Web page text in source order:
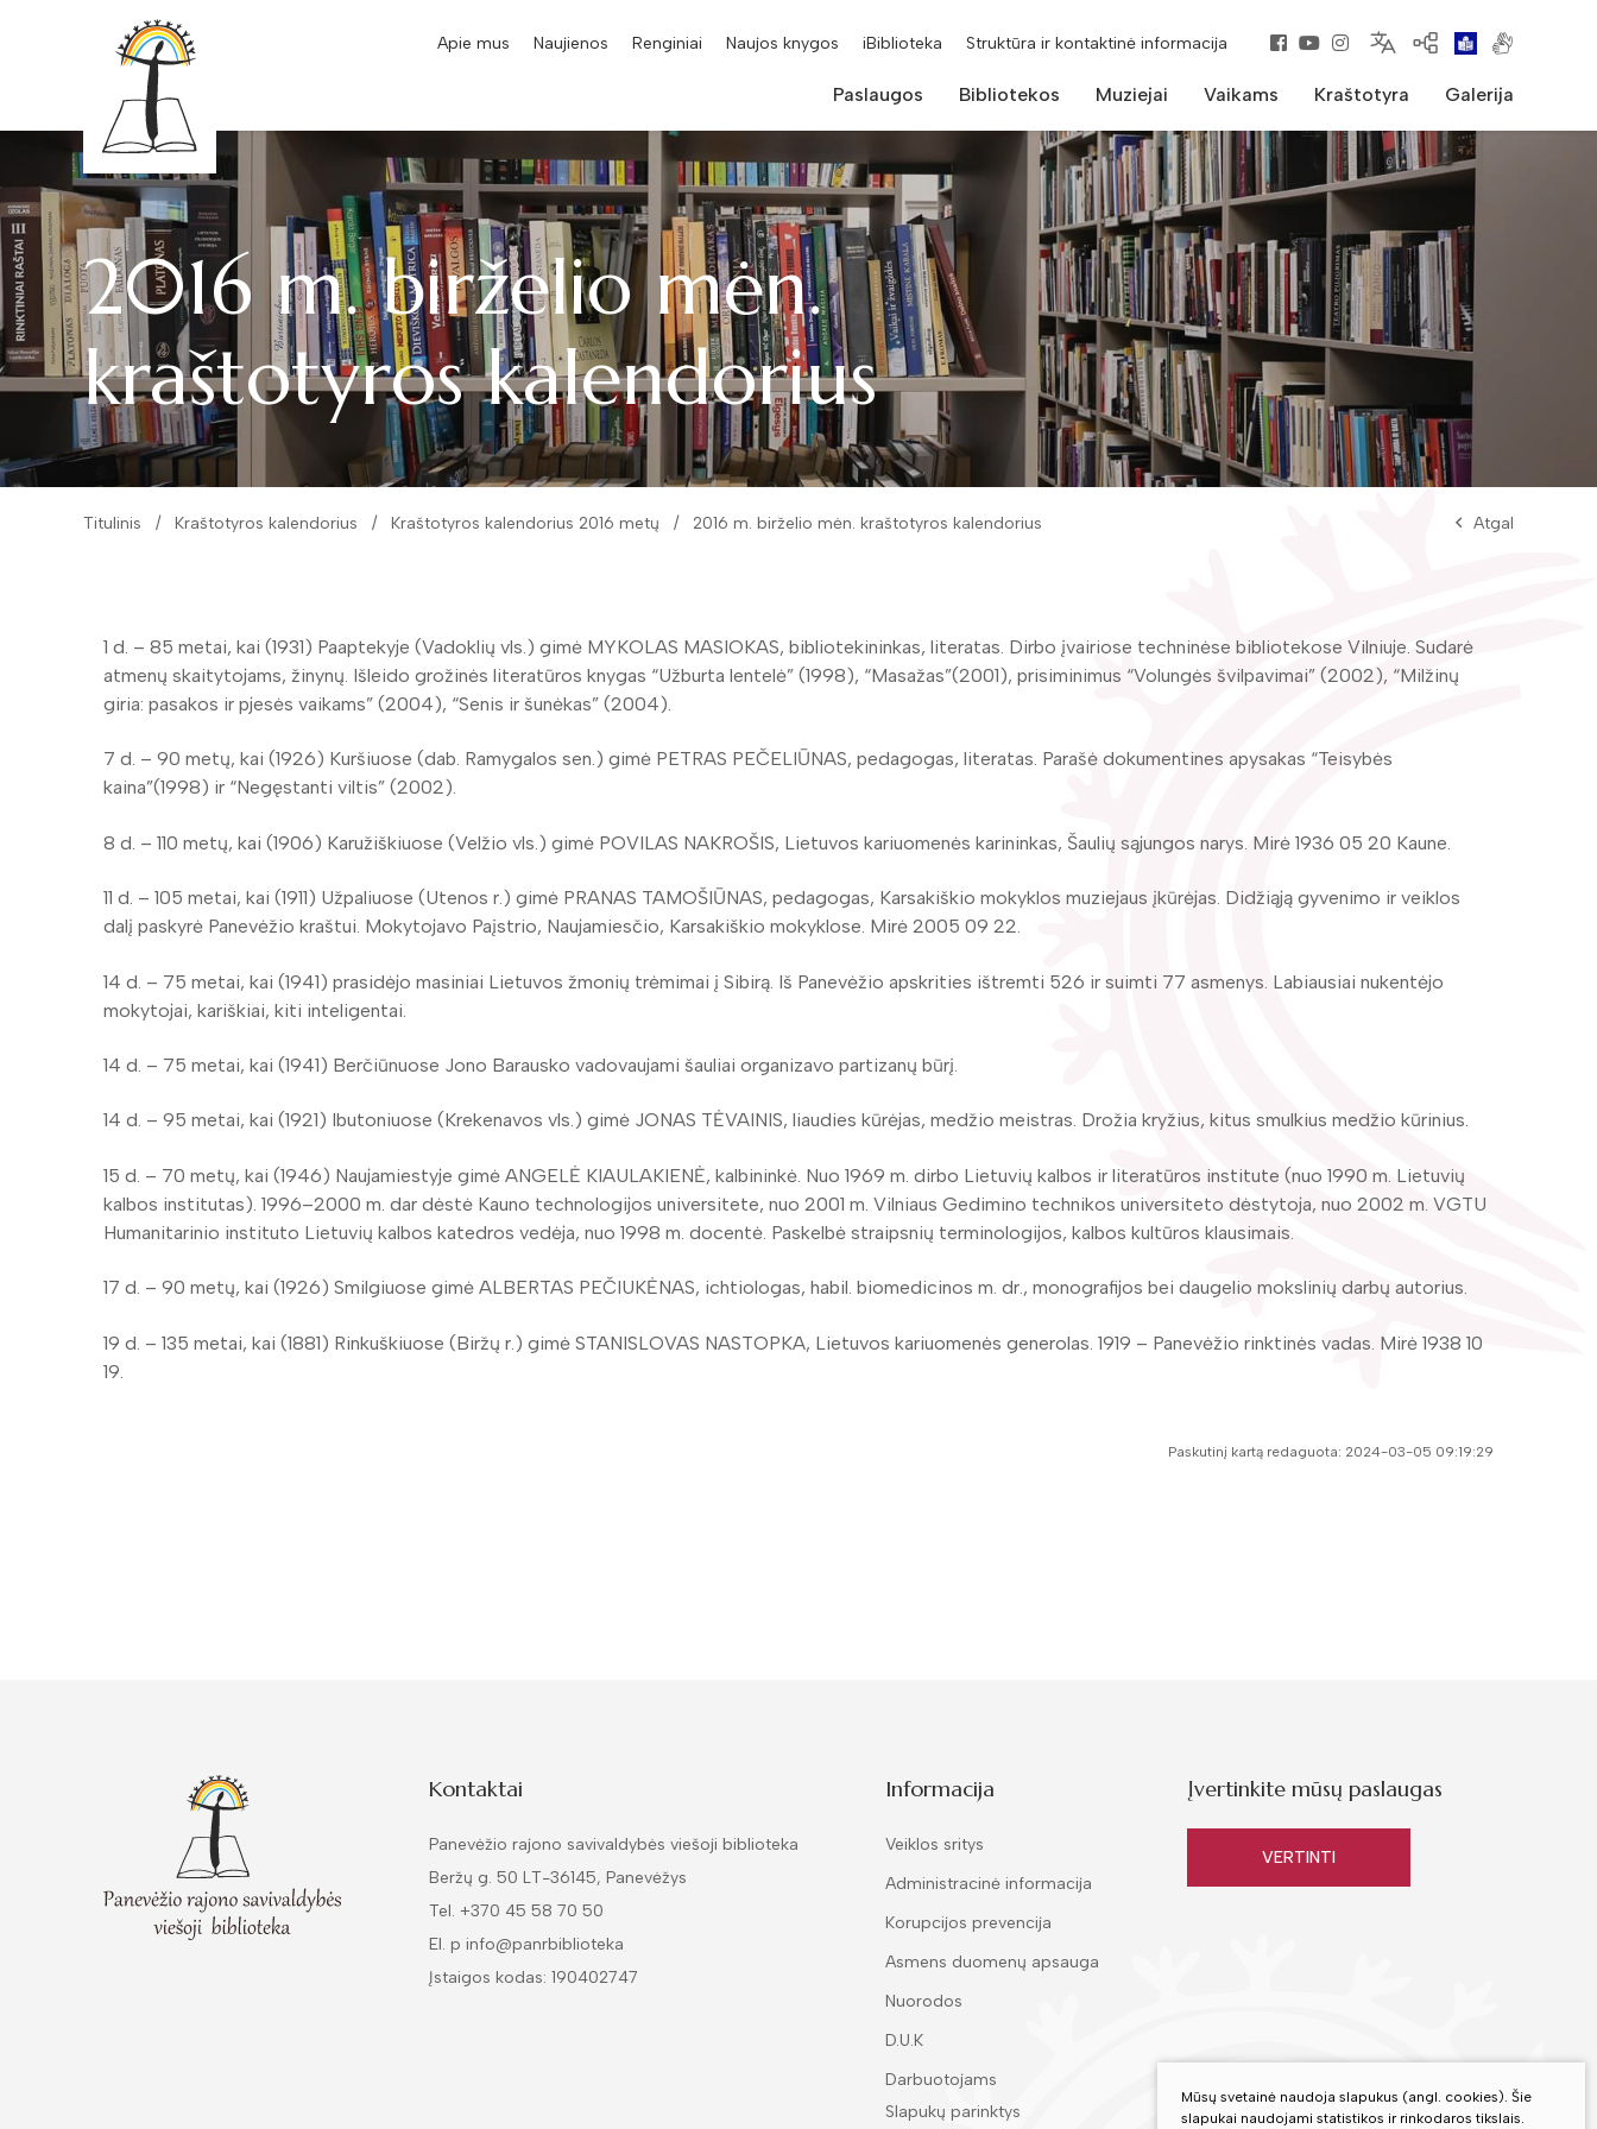
Apie mus Naujienos Renginiai Naujos knygos iBiblioteka Struktūra ir kontaktinė informacija
Paslaugos Bibliotekos Muziejai Vaikams Kraštotyra Galerija
2016 m. birželio mėn.
kraštotyros kalendorius
Titulinis Kraštotyros kalendorius Kraštotyros kalendorius 2016 metų 2016 m. birželio mėn. kraštotyros kalendorius Atgal
1 d. – 85 metai, kai (1931) Paaptekyje (Vadoklių vls.) gimė MYKOLAS MASIOKAS, bibliotekininkas, literatas. Dirbo įvairiose techninėse bibliotekose Vilniuje. Sudarė
atmenų skaitytojams, žinynų. Išleido grožinės literatūros knygas “Užburta lentelė” (1998), “Masažas”(2001), prisiminimus “Volungės švilpavimai” (2002), “Milžinų
giria: pasakos ir pjesės vaikams” (2004), “Senis ir šunėkas” (2004).
7 d. – 90 metų, kai (1926) Kuršiuose (dab. Ramygalos sen.) gimė PETRAS PEČELIŪNAS, pedagogas, literatas. Parašė dokumentines apysakas “Teisybės
kaina”(1998) ir “Negęstanti viltis” (2002).
8 d. – 110 metų, kai (1906) Karužiškiuose (Velžio vls.) gimė POVILAS NAKROŠIS, Lietuvos kariuomenės karininkas, Šaulių sąjungos narys. Mirė 1936 05 20 Kaune.
11 d. – 105 metai, kai (1911) Užpaliuose (Utenos r.) gimė PRANAS TAMOŠIŪNAS, pedagogas, Karsakiškio mokyklos muziejaus įkūrėjas. Didžiąją gyvenimo ir veiklos
dalį paskyrė Panevėžio kraštui. Mokytojavo Paįstrio, Naujamiesčio, Karsakiškio mokyklose. Mirė 2005 09 22.
14 d. – 75 metai, kai (1941) prasidėjo masiniai Lietuvos žmonių trėmimai į Sibirą. Iš Panevėžio apskrities ištremti 526 ir suimti 77 asmenys. Labiausiai nukentėjo
mokytojai, kariškiai, kiti inteligentai.
14 d. – 75 metai, kai (1941) Berčiūnuose Jono Barausko vadovaujami šauliai organizavo partizanų būrį.
14 d. – 95 metai, kai (1921) Ibutoniuose (Krekenavos vls.) gimė JONAS TĖVAINIS, liaudies kūrėjas, medžio meistras. Drožia kryžius, kitus smulkius medžio kūrinius.
15 d. – 70 metų, kai (1946) Naujamiestyje gimė ANGELĖ KIAULAKIENĖ, kalbininkė. Nuo 1969 m. dirbo Lietuvių kalbos ir literatūros institute (nuo 1990 m. Lietuvių
kalbos institutas). 1996–2000 m. dar dėstė Kauno technologijos universitete, nuo 2001 m. Vilniaus Gedimino technikos universiteto dėstytoja, nuo 2002 m. VGTU
Humanitarinio instituto Lietuvių kalbos katedros vedėja, nuo 1998 m. docentė. Paskelbė straipsnių terminologijos, kalbos kultūros klausimais.
17 d. – 90 metų, kai (1926) Smilgiuose gimė ALBERTAS PEČIUKĖNAS, ichtiologas, habil. biomedicinos m. dr., monografijos bei daugelio mokslinių darbų autorius.
19 d. – 135 metai, kai (1881) Rinkuškiuose (Biržų r.) gimė STANISLOVAS NASTOPKA, Lietuvos kariuomenės generolas. 1919 – Panevėžio rinktinės vadas. Mirė 1938 10
19.
Paskutinį kartą redaguota: 2024-03-05 09:19:29
Kontaktai
Panevėžio rajono savivaldybės viešoji biblioteka
Beržų g. 50 LT-36145, Panevėžys
Tel. +370 45 58 70 50
El. p info@panrbiblioteka
Įstaigos kodas: 190402747
Informacija
Veiklos sritys
Administracinė informacija
Korupcijos prevencija
Asmens duomenų apsauga
Nuorodos
D.U.K
Darbuotojams
Slapukų parinktys
Įvertinkite mūsų paslaugas
VERTINTI
Mūsų svetainė naudoja slapukus (angl. cookies). Šie
slapukai naudojami statistikos ir rinkodaros tikslais.